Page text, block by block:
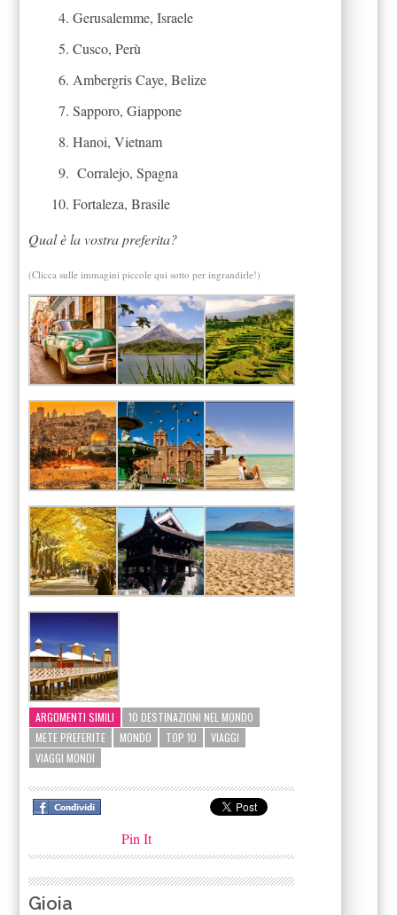
Gerusalemme, Israele
Cusco, Perù
Ambergris Caye, Belize
Sapporo, Giappone
Hanoi, Vietnam
Corralejo, Spagna
Fortaleza, Brasile
Qual è la vostra preferita?
(Clicca sulle immagini piccole qui sotto per ingrandirle!)
ARGOMENTI SIMILI
10 DESTINAZIONI NEL MONDO
METE PREFERITE
MONDO TOP 10
VIAGGI
VIAGGI MONDI
Pin It
Gioia